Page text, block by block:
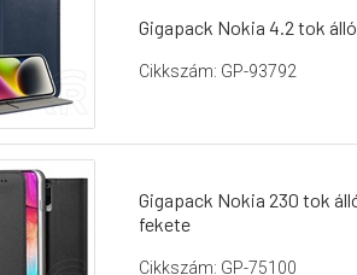
Gigapack Nokia 4.2 tok
Cikkszám: GP-93792
Gigapack Nokia 230 tok
fekete
Cikkszám: GP-75100